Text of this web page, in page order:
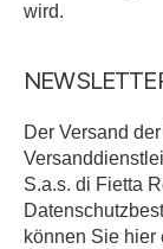
wird.
Der Versand
S.a.s. di Fietta
können Sie hier